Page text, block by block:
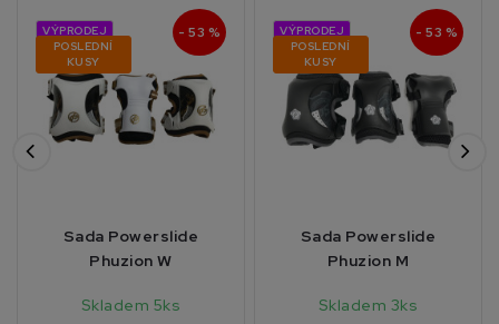
VÝPRODEJ
POSLEDNÍ
KUSY
- 53 %
Sada Powerslide
Phuzion W
Skladem 5ks
VÝPRODEJ
POSLEDNÍ
KUSY
- 53 %
Sada Powerslide
Phuzion M
Skladem 3ks